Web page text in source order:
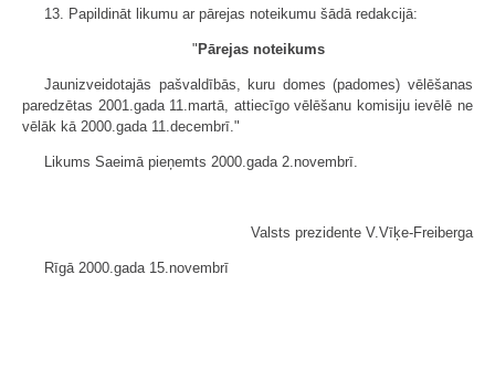
13. Papildināt likumu ar pārejas noteikumu šādā redakcijā:
" Pārejas noteikums
Jaunizveidotajās pašvaldībās, kuru domes (padomes) vēlēšanas
paredzētas 2001.gada 11.martā, attiecīgo vēlēšanu komisiju ievēlē ne
vēlāk kā 2000.gada 11.decembrī."
Likums Saeimā pieņemts 2000.gada 2.novembrī.
Valsts prezidente V.Vīķe-Freiberga
Rīgā 2000.gada 15.novembrī